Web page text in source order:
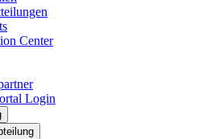
Center
Login